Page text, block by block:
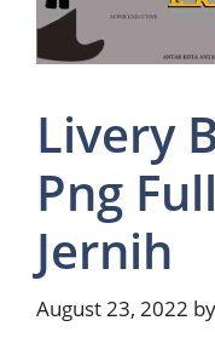
Livery
Png
Jernih
August 23, 2022 by